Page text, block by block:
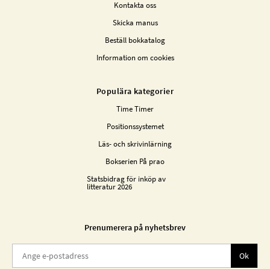
Kontakta oss
Skicka manus
Beställ bokkatalog
Information om cookies
Populära kategorier
Time Timer
Positionssystemet
Läs- och skrivinlärning
Bokserien På prao
Statsbidrag för inköp av
litteratur 2026
Prenumerera på nyhetsbrev
Ok